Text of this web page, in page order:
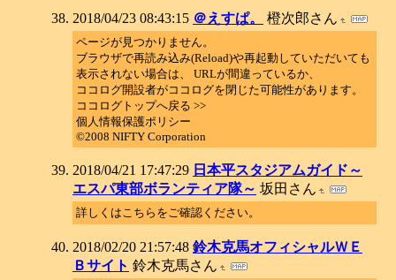
2018/04/23 08:43:15 ＠えすぱ。 橙次郎さん
ページが見つかりません。
ブラウザで再読み込み(Reload)や再起動していただいても
表示されない場合は、 URLが間違っているか、
ココログ開設者がココログを閉じた可能性があります。
ココログトップへ戻る >>
個人情報保護ポリシー
©2008 NIFTY Corporation
2018/04/21 17:47:29 日本平スタジアムガイド～
エスパ東部ボランティア隊～ 坂田さん
詳しくはこちらをご確認ください。
2018/02/20 21:57:48 鈴木克馬オフィシャルＷＥ
Ｂサイト 鈴木克馬さん